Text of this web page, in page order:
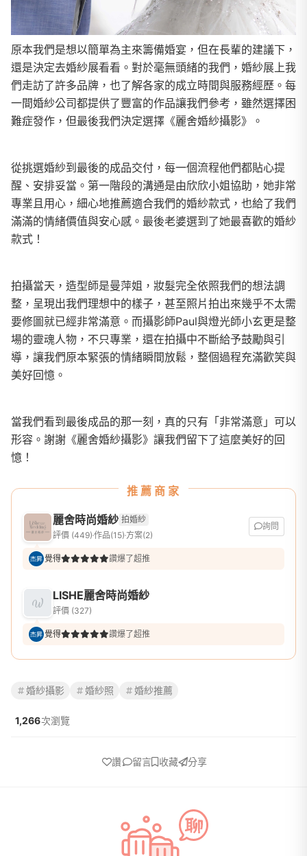
原本我們是想以簡單為主來籌備婚宴，但在長輩的建議下，
還是決定去婚紗展看看。對於毫無頭緒的我們，婚紗展上我
們走訪了許多品牌，也了解各家的成立時間與服務經歷。每
一間婚紗公司都提供了豐富的作品讓我們參考，雖然選擇困
難症發作，但最後我們決定選擇《麗舍婚紗攝影》。
從挑選婚紗到最後的成品交付，每一個流程他們都貼心提
醒、安排妥當。第一階段的溝通是由欣欣小姐協助，她非常
專業且用心，細心地推薦適合我們的婚紗款式，也給了我們
滿滿的情緒價值與安心感。最後老婆選到了她最喜歡的婚紗
款式！
拍攝當天，造型師是曼萍姐，妝髮完全依照我們的想法調
整，呈現出我們理想中的樣子，甚至照片拍出來幾乎不太需
要修圖就已經非常滿意。而攝影師Paul與燈光師小玄更是整
場的靈魂人物，不只專業，還在拍攝中不斷給予鼓勵與引
導，讓我們原本緊張的情緒瞬間放鬆，整個過程充滿歡笑與
美好回憶。
當我們看到最後成品的那一刻，真的只有「非常滿意」可以
形容。謝謝《麗舍婚紗攝影》讓我們留下了這麼美好的回
憶！
推薦商家
麗舍時尚婚紗 拍婚紗
評價 (449) 作品(15) 方案(2)
詢問
覺得 讚爆了超推
LISHE麗舍時尚婚紗
評價 (327)
覺得 讚爆了超推
婚紗攝影 婚紗照 婚紗推薦
1,266次瀏覽
讚 留言 收藏 分享